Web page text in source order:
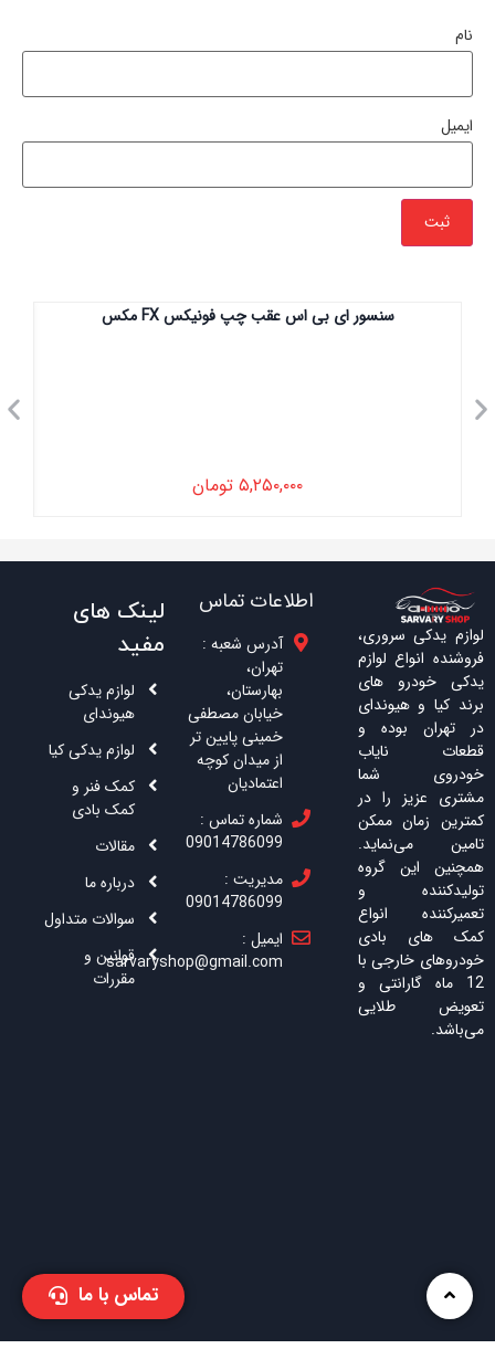
نام
ایمیل
سنسور ای بی اس عقب چپ فونیکس FX مکس
۵,۲۵۰,۰۰۰ تومان
لوازم یدکی سروری،
فروشنده انواع لوازم
یدکی خودرو های
برند کیا و هیوندای
در تهران بوده و
قطعات نایاب
خودروی شما
مشتری عزیز را در
کمترین زمان ممکن
تامین می‌نماید.
همچنین این گروه
تولیدکننده و
تعمیرکننده انواع
کمک های بادی
خودروهای خارجی با
12 ماه گارانتی و
تعویض طلایی
می‌باشد.
تماس با ما
اطلاعات تماس
آدرس شعبه :
تهران،
بهارستان،
خیابان مصطفی
خمینی پایین تر
از میدان کوچه
اعتمادیان
شماره تماس :
09014786099
مدیریت :
09014786099
ایمیل :
sarvaryshop@gmail.com
لینک های
مفید
لوازم یدکی
هیوندای
لوازم یدکی کیا
کمک فنر و
کمک بادی
مقالات
درباره ما
سوالات متداول
قوانین و
مقررات